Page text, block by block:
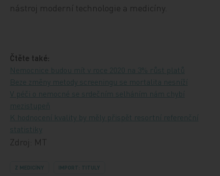
nástroj moderní technologie a medicíny.
Čtěte také:
Nemocnice budou mít v roce 2020 na 3% růst platů
Beze změny metody screeningu se mortalita nesníží
V péči o nemocné se srdečním selháním nám chybí
mezistupeň
K hodnocení kvality by měly přispět resortní referenční
statistiky
Zdroj: MT
Z MEDICÍNY IMPORT: TITULY